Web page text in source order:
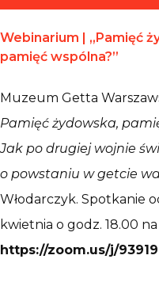
Webinarium | „Pamięć
pamięć wspólna?”
Muzeum Getta
Pamięć żydowska,
Jak po drugiej wojnie
o powstaniu w getcie
Włodarczyk. Spotkanie
kwietnia o godz. 18.00
https://zoom.us/j/